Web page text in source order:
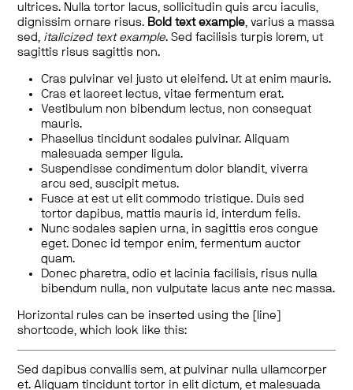
ultrices. Nulla tortor lacus, sollicitudin quis arcu iaculis,
dignissim ornare risus. Bold text example, varius a massa
sed, italicized text example. Sed facilisis turpis lorem, ut
sagittis risus sagittis non.
Cras pulvinar vel justo ut eleifend. Ut at enim mauris.
Cras et laoreet lectus, vitae fermentum erat.
Vestibulum non bibendum lectus, non consequat
mauris.
Phasellus tincidunt sodales pulvinar. Aliquam
malesuada semper ligula.
Suspendisse condimentum dolor blandit, viverra
arcu sed, suscipit metus.
Fusce at est ut elit commodo tristique. Duis sed
tortor dapibus, mattis mauris id, interdum felis.
Nunc sodales sapien urna, in sagittis eros congue
eget. Donec id tempor enim, fermentum auctor
quam.
Donec pharetra, odio et lacinia facilisis, risus nulla
bibendum nulla, non vulputate lacus ante nec massa.
Horizontal rules can be inserted using the [line]
shortcode, which look like this:
Sed dapibus convallis sem, at pulvinar nulla ullamcorper
et. Aliquam tincidunt tortor in elit dictum, et malesuada